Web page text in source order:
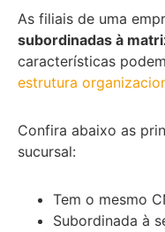
As filiais de uma
subordinadas à
características
estrutura
Confira abaixo as
sucursal:
Tem o mesmo
Subordinada à